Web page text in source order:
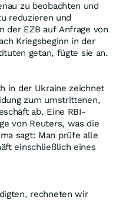
zu beobachten und
reduzieren und
der EZB auf Anfrage von
Kriegsbeginn in der
getan, fügte sie an.
in der Ukraine zeichnet
zum umstrittenen,
ab. Eine RBI-
von Reuters, was die
sagt: Man prüfe alle
einschließlich eines
rechneten wir